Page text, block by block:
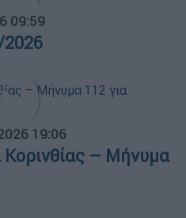
09:59
19:06
– Μήνυμα